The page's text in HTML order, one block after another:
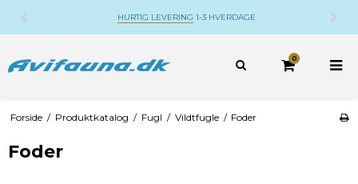
DANSK WEBSHOPBELIGGENDE PÅ DJURSLAND
0
Forside / Produktkatalog / Fugl / Vildtfugle / Foder
Foder